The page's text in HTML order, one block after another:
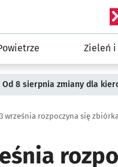
Zieleń i
8 sierpnia zmiany dla
września rozpoczyna się